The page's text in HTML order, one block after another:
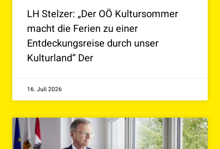
LH Stelzer: „Der OÖ Kultursommer
macht die Ferien zu einer
Entdeckungsreise durch unser
Kulturland“ Der
16. Juli 2026